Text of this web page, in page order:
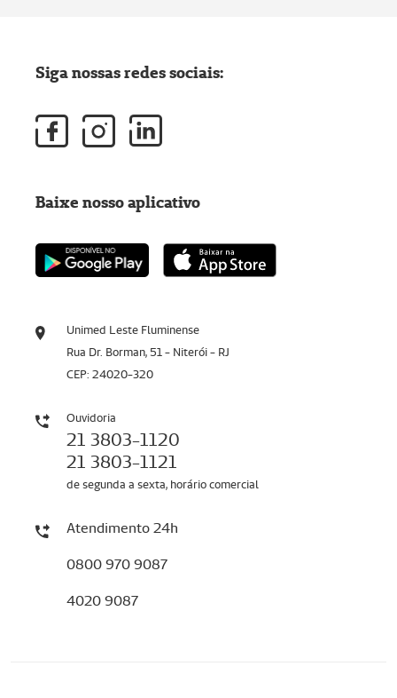
Unimed Leste Fluminense
Rua Dr. Borman, 51 - Niterói - RJ
CEP: 24020-320
Ouvidoria
21 3803-1120
21 3803-1121
de segunda a sexta, horário comercial
Atendimento 24h
0800 970 9087
4020 9087
Siga nossas redes sociais:
Baixe nosso aplicativo